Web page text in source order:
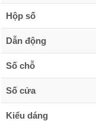
Hộp số
Dẫn động
Số chỗ
Số cửa
Kiểu dáng